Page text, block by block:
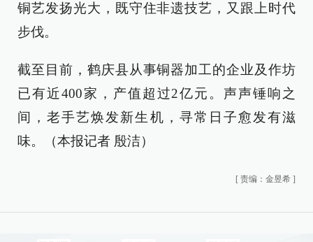
铜艺发扬光大，既守住非遗技艺，又跟上时代
步伐。
截至目前，鹤庆县从事铜器加工的企业及作坊
已有近400家，产值超过2亿元。声声锤响之
间，老手艺焕发新生机，寻常日子愈发有滋
味。（本报记者 殷洁）
[ 责编：金昱希 ]